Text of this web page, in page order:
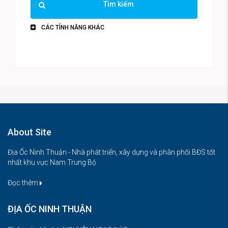
Tìm kiếm
CÁC TÍNH NĂNG KHÁC
About Site
Địa Ốc Ninh Thuận - Nhà phát triển, xây dựng và phân phối BĐS tốt
nhất khu vực Nam Trung Bộ
Đọc thêm
ĐỊA ỐC NINH THUẬN